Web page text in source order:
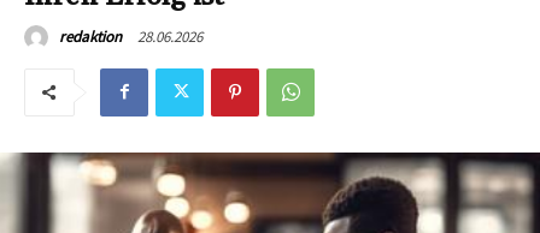
redaktion 28.06.2026